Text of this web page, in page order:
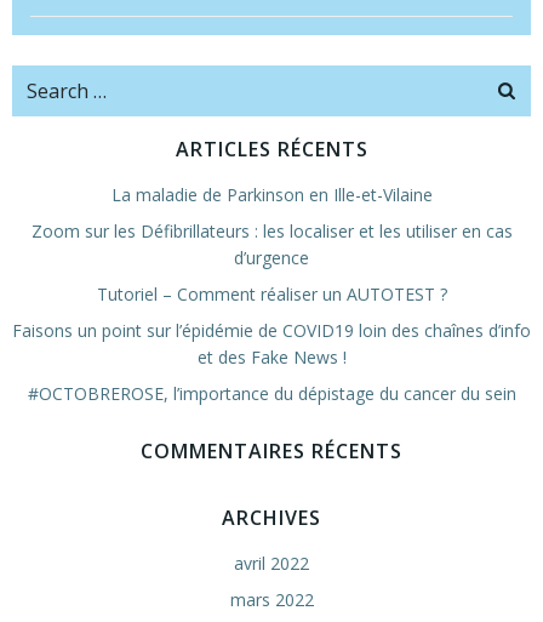
Search
ARTICLES RÉCENTS
La maladie de Parkinson en Ille-et-Vilaine
Zoom sur les Défibrillateurs : les localiser et les utiliser en cas
d’urgence
Tutoriel – Comment réaliser un AUTOTEST ?
Faisons un point sur l’épidémie de COVID19 loin des chaînes d’info
et des Fake News !
#OCTOBREROSE, l’importance du dépistage du cancer du sein
COMMENTAIRES RÉCENTS
ARCHIVES
avril 2022
mars 2022